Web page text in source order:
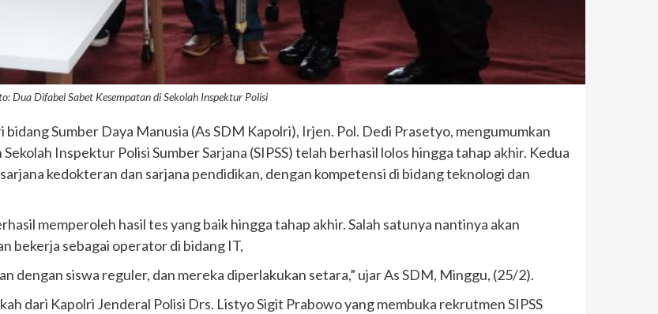
Dua Difabel Sabet Kesempatan di Sekolah Inspektur Polisi
bidang Sumber Daya Manusia (As SDM Kapolri), Irjen. Pol. Dedi Prasetyo, mengumumkan
Inspektur Polisi Sumber Sarjana (SIPSS) telah berhasil lolos hingga tahap akhir. Kedua
kedokteran dan sarjana pendidikan, dengan kompetensi di bidang teknologi dan
memperoleh hasil tes yang baik hingga tahap akhir. Salah satunya nantinya akan
bekerja sebagai operator di bidang IT,
dengan siswa reguler, dan mereka diperlakukan setara,” ujar As SDM, Minggu, (25/2).
dari Kapolri Jenderal Polisi Drs. Listyo Sigit Prabowo yang membuka rekrutmen SIPSS